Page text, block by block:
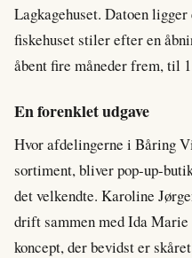
Lagkagehuset. Datoen
fiskehuset stiler efter en
åbent fire måneder frem, til
En forenklet udgave
Hvor afdelingerne i Båring
sortiment, bliver pop-up-
det velkendte. Karoline
drift sammen med Ida
koncept, der bevidst er